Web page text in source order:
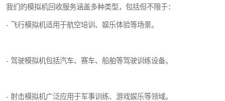
我们的模拟机回收服务涵盖多种类型，包括但不限于：
- 飞行模拟机适用于航空培训、娱乐体验等场景。
- 驾驶模拟机包括汽车、赛车、船舶等驾驶训练设备。
- 射击模拟机广泛应用于军事训练、游戏娱乐等领域。